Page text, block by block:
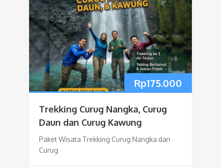
Rp175.000
Trekking Curug Nangka, Curug
Daun dan Curug Kawung
Paket Wisata Trekking Curug Nangka dan
Curug